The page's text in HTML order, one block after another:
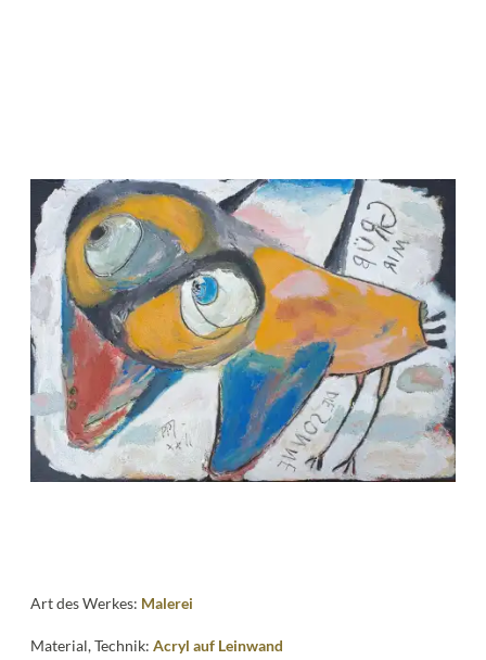
Katalog
Vita
News
Kontakt
Art des Werkes: Malerei
Material, Technik:Acryl auf Leinwand